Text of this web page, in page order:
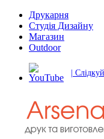
Друкарня
Студія Дизайну
Магазин
Outdoor
|